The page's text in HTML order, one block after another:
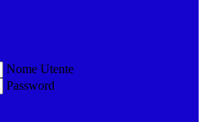
Nome Utente
Password